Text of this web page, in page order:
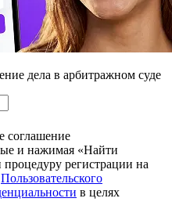
дела в арбитражном суде
соглашение
и нажимая «Найти
регистрации на
Пользовательского
в целях